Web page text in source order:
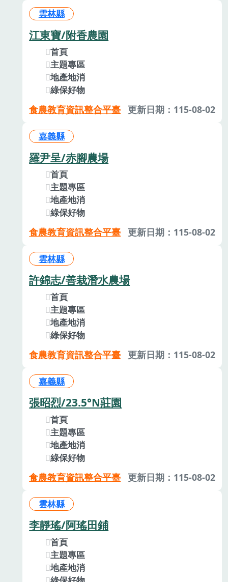
雲林縣
江東寶/附香農園
首頁
主題專區
地產地消
綠保好物
食農教育資訊整合平臺 更新日期：115-08-02
嘉義縣
羅尹呈/赤腳農場
首頁
主題專區
地產地消
綠保好物
食農教育資訊整合平臺 更新日期：115-08-02
雲林縣
許錦志/善栽潛水農場
首頁
主題專區
地產地消
綠保好物
食農教育資訊整合平臺 更新日期：115-08-02
嘉義縣
張昭烈/23.5°N莊園
首頁
主題專區
地產地消
綠保好物
食農教育資訊整合平臺 更新日期：115-08-02
雲林縣
李靜瑤/阿瑤田鋪
首頁
主題專區
地產地消